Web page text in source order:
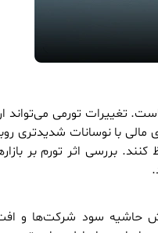
تغییرات تورمی می‌تواند
مالی با نوسانات شدیدتری
بررسی اثر تورم بر
حاشیه سود شرکت‌ها و